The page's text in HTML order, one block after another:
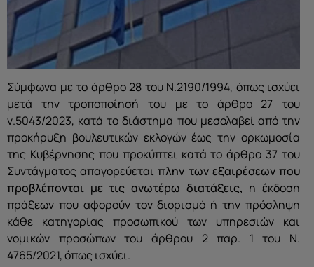
Σύμφωνα με το άρθρο 28 του Ν.2190/1994, όπως ισχύει
μετά την τροποποίησή του με το άρθρο 27 του
ν.5043/2023, κατά το διάστημα που μεσολαβεί από την
προκήρυξη βουλευτικών εκλογών έως την ορκωμοσία
της Κυβέρνησης που προκύπτει κατά το άρθρο 37 του
Συντάγματος απαγορεύεταιπλην των εξαιρέσεων που
προβλέπονται με τις ανωτέρω διατάξεις, η έκδοση
πράξεων που αφορούν τον διορισμό ή την πρόσληψη
κάθε κατηγορίας προσωπικού των υπηρεσιών και
νομικών προσώπων του άρθρου 2 παρ. 1 του Ν.
4765/2021, όπως ισχύει.